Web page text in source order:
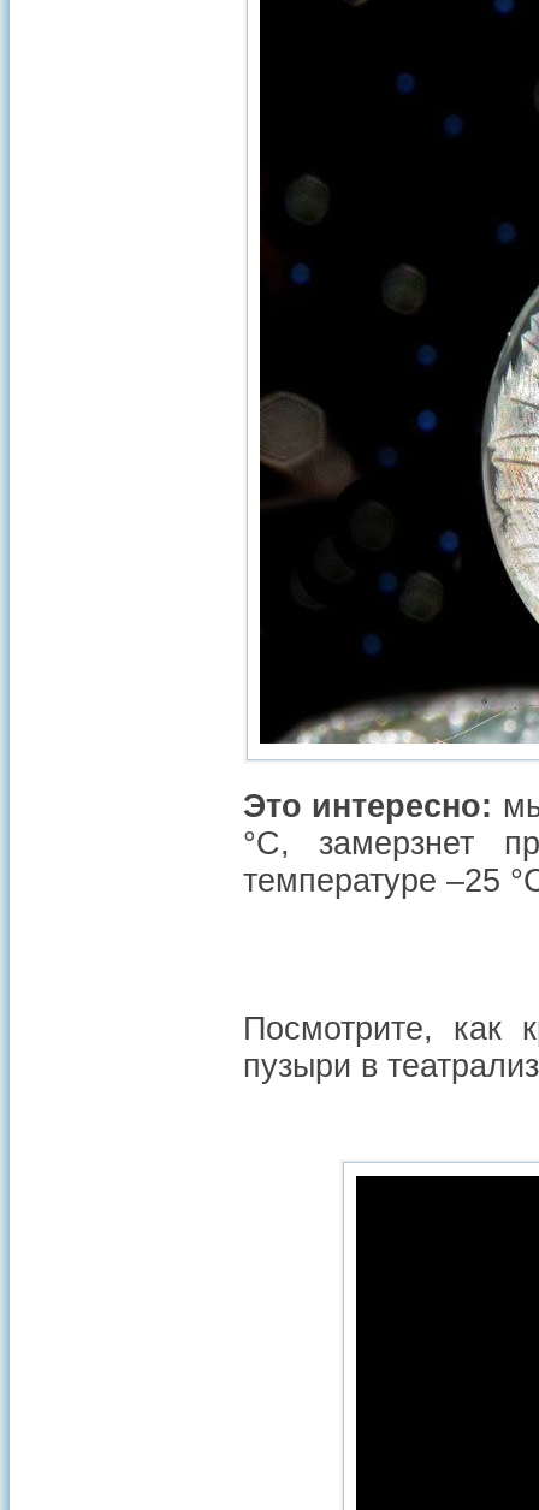
Это интересно:
°C, замерзнет
температуре –25
Посмотрите, как
пузыри в